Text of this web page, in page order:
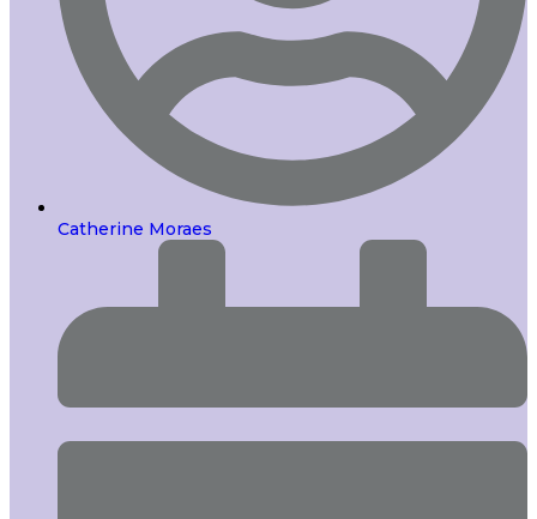
Catherine Moraes